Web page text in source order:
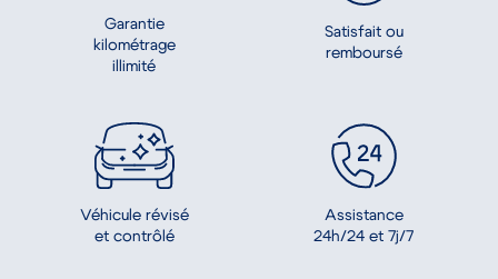
Garantie
kilométrage
illimité
Satisfait ou
remboursé
Véhicule révisé
et contrôlé
Assistance
24h/24 et 7j/7